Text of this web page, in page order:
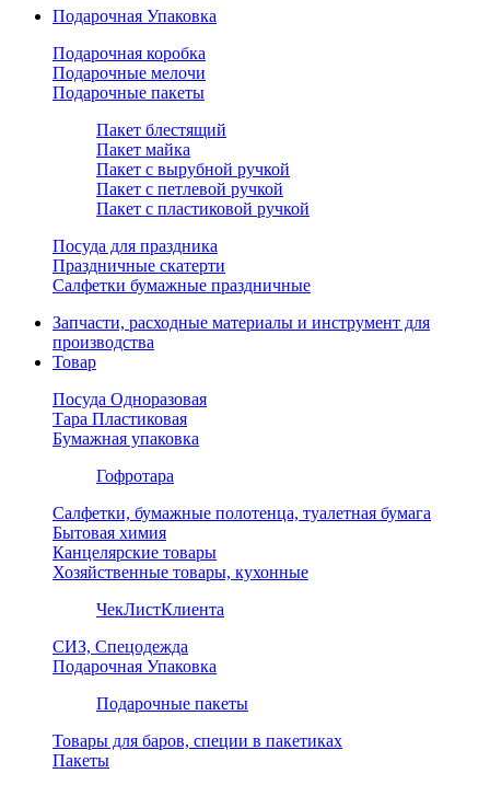
Подарочная Упаковка
Подарочная коробка
Подарочные мелочи
Подарочные пакеты
Пакет блестящий
Пакет майка
Пакет с вырубной ручкой
Пакет с петлевой ручкой
Пакет с пластиковой ручкой
Посуда для праздника
Праздничные скатерти
Салфетки бумажные праздничные
Запчасти, расходные материалы и инструмент для
производства
Товар
Посуда Одноразовая
Тара Пластиковая
Бумажная упаковка
Гофротара
Салфетки, бумажные полотенца, туалетная бумага
Бытовая химия
Канцелярские товары
Хозяйственные товары, кухонные
ЧекЛистКлиента
СИЗ, Спецодежда
Подарочная Упаковка
Подарочные пакеты
Товары для баров, специи в пакетиках
Пакеты